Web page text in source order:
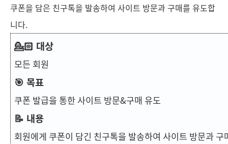
쿠폰을 담은 친구톡을 발송하여 사이트 방문과 구매를 유도합
니다.
💁🏻 대상
모든 회원
🎯 목표
쿠폰 발급을 통한 사이트 방문&구매 유도
📝 내용
회원에게 쿠폰이 담긴 친구톡을 발송하여 사이트 방문과